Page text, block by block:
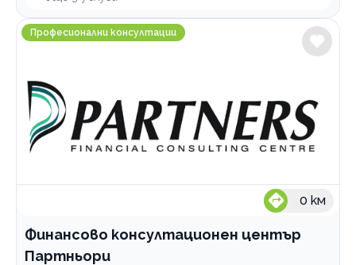
Финансово консултационен център Партньори
Професионални консултации
0 км
Финансово консултационен център
Партньори